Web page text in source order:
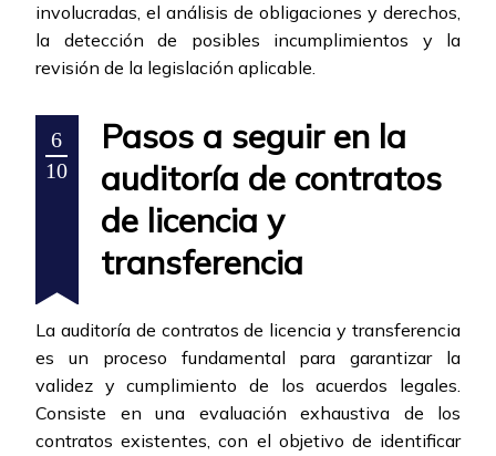
involucradas, el análisis de obligaciones y derechos,
la detección de posibles incumplimientos y la
revisión de la legislación aplicable.
6
10
Pasos a seguir en la
auditoría de contratos
de licencia y
transferencia
La auditoría de contratos de licencia y transferencia
es un proceso fundamental para garantizar la
validez y cumplimiento de los acuerdos legales.
Consiste en una evaluación exhaustiva de los
contratos existentes, con el objetivo de identificar